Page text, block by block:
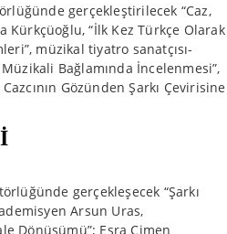
gerçekleştirilecek “Caz,
Kürkçüoğlu, “İlk Kez Türkçe Olarak
müzikal tiyatro sanatçısı-
Bağlamında İncelenmesi”,
Gözünden Şarkı Çevirisine
gerçekleşecek “Şarkı
Arsun Uras,
Dönüşümü”; Esra Çimen